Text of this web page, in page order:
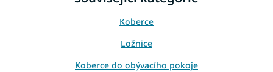
Koberce
Ložnice
Koberce do obývacího pokoje